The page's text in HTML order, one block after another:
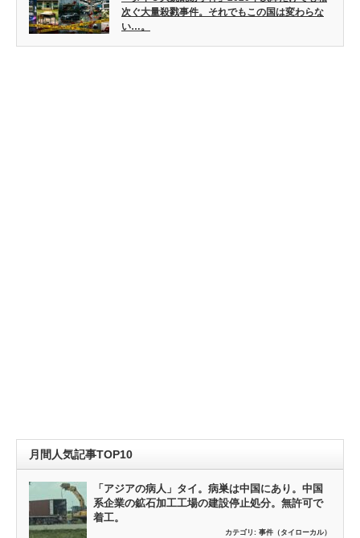
次ぐ大量殺戮事件。それでもこの国は変わらな
い…。
月間人気記事TOP10
「アジアの病人」タイ。病巣は中国にあり。中国
系企業の鉱石加工工場の建設停止処分。無許可で
着工。
カテゴリ: 事件（タイローカル）